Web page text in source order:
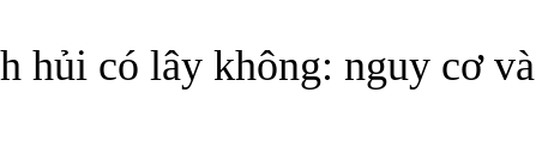
hủi có lây không: nguy cơ và